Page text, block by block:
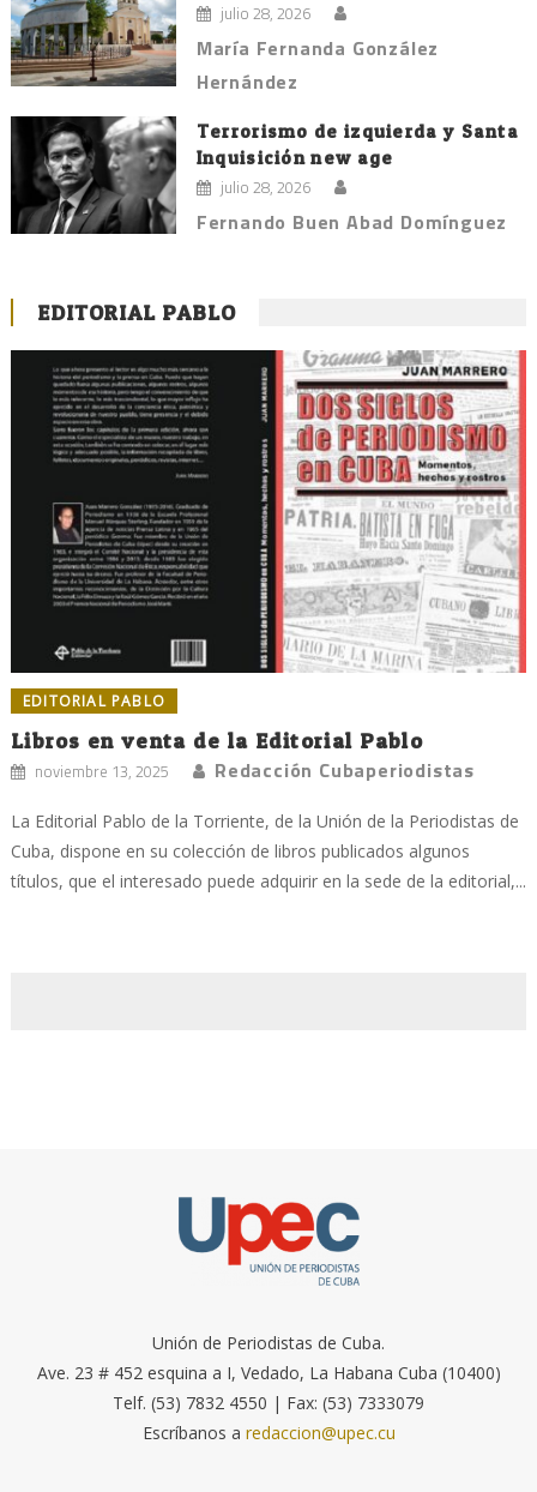
julio 28, 2026
María Fernanda González
Hernández
Terrorismo de izquierda y Santa
Inquisición new age
julio 28, 2026
Fernando Buen Abad Domínguez
EDITORIAL PABLO
EDITORIAL PABLO
Libros en venta de la Editorial Pablo
noviembre 13, 2025 Redacción Cubaperiodistas
La Editorial Pablo de la Torriente, de la Unión de la Periodistas de
Cuba, dispone en su colección de libros publicados algunos
títulos, que el interesado puede adquirir en la sede de la editorial,...
Unión de Periodistas de Cuba.
Ave. 23 # 452 esquina a I, Vedado, La Habana Cuba (10400)
Telf. (53) 7832 4550 | Fax: (53) 7333079
Escríbanos a redaccion@upec.cu